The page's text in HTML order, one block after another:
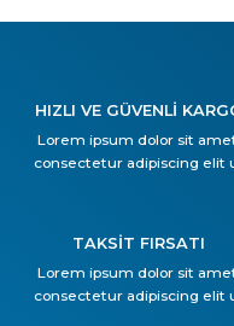
HIZLI VE GÜVENLİ
Lorem ipsum dolor sit
consectetur adipiscing elit
TAKSİT FIRSATI
Lorem ipsum dolor sit
consectetur adipiscing elit